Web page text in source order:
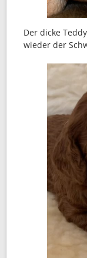
Der dicke
wieder der